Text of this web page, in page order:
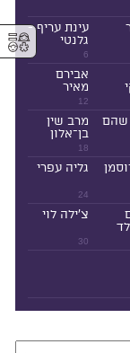
6
עינת עריף -
גלנטי
12
אבירם
מאיר
שהם
18
מרב שין
בן־אלון
24
גליה עפרי
30
צ'ילה לוי
⚥︎